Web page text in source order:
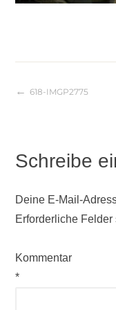
618-IMGP2775
Schreibe
Deine E-Mail-
Erforderliche
Kommentar
*